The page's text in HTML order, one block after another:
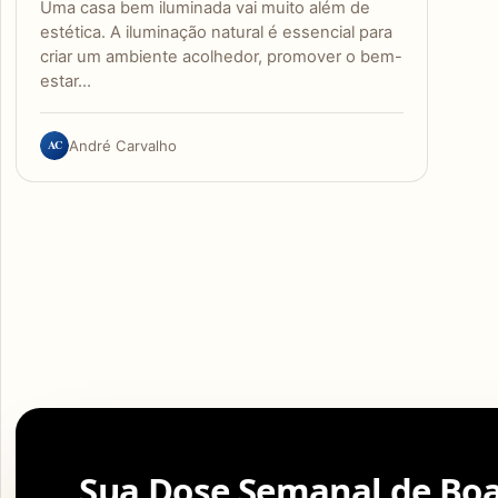
Uma casa bem iluminada vai muito além de
estética. A iluminação natural é essencial para
criar um ambiente acolhedor, promover o bem-
estar…
AC André Carvalho